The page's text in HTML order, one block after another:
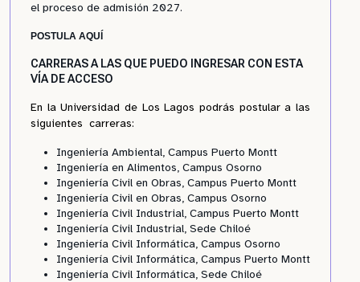
el proceso de admisión 2027.
POSTULA AQUÍ
CARRERAS A LAS QUE PUEDO INGRESAR CON ESTA
VÍA DE ACCESO
En la Universidad de Los Lagos podrás postular a las
siguientes carreras:
Ingeniería Ambiental, Campus Puerto Montt
Ingeniería en Alimentos, Campus Osorno
Ingeniería Civil en Obras, Campus Puerto Montt
Ingeniería Civil en Obras, Campus Osorno
Ingeniería Civil Industrial, Campus Puerto Montt
Ingeniería Civil Industrial, Sede Chiloé
Ingeniería Civil Informática, Campus Osorno
Ingeniería Civil Informática, Campus Puerto Montt
Ingeniería Civil Informática, Sede Chiloé